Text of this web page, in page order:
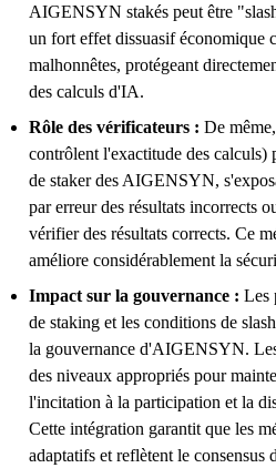
AIGENSYN stakés peut être
un fort effet dissuasif économique
malhonnêtes, protégeant
des calculs d'IA.
Rôle des vérificateurs : De
contrôlent l'exactitude des calculs)
de staker des AIGENSYN,
par erreur des résultats incorrects
vérifier des résultats corrects. Ce
améliore considérablement la
Impact sur la gouvernance : Les
de staking et les conditions de
la gouvernance d'AIGENSYN.
des niveaux appropriés pour
l'incitation à la participation et la
Cette intégration garantit que les
adaptatifs et reflètent le consensus